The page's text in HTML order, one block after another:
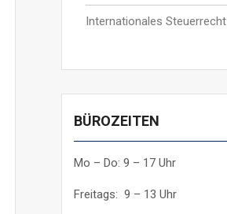
Internationales Steuerrecht
BÜROZEITEN
Mo – Do: 9 – 17 Uhr
Freitags: 9 – 13 Uhr